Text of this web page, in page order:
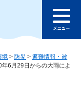
ュ
境 > 防災 > 避難情報・被
6月29日からの大雨によ